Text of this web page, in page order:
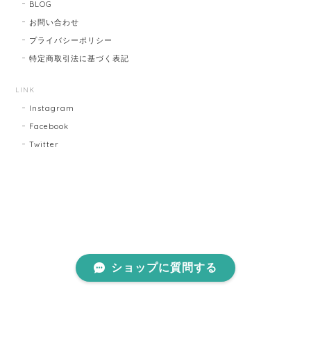
BLOG
お問い合わせ
プライバシーポリシー
特定商取引法に基づく表記
LINK
Instagram
Facebook
Twitter
ショップに質問する